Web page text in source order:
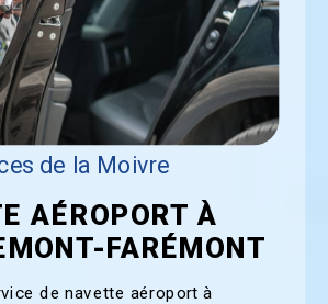
de la Moivre
AÉROPORT À
FARÉMONT
de navette aéroport à